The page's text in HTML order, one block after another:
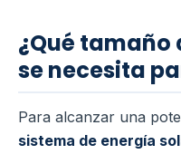
¿Qué tamaño
se necesita
Para alcanzar una
sistema de energía